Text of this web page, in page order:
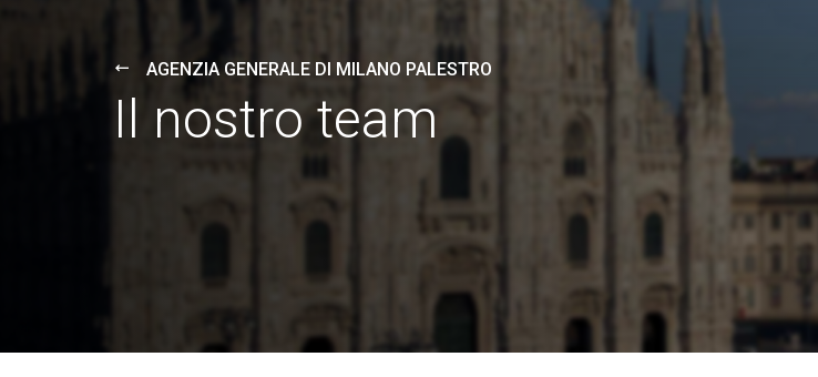
AGENZIA GENERALE DI MILANO PALESTRO
Il nostro team